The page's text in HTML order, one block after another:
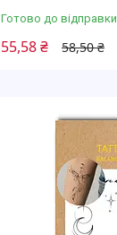
Готово до відправки
58,50 ₴
55,58 ₴